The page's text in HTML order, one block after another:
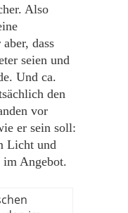
Also
dass
seien und
Und ca.
den
vor
er sein soll:
Licht und
im Angebot.